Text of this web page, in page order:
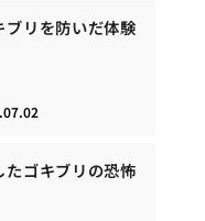
リを防いだ体験
ゴキブリの恐怖